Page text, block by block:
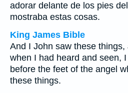
adorar delante de los pies
mostraba estas cosas.
King James Bible
And I John saw these things,
when I had heard and seen,
before the feet of the angel
these things.